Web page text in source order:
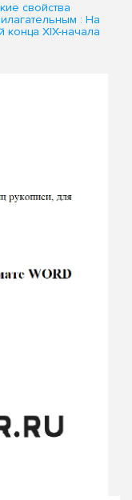
свойства
: На
конца XIX-начала